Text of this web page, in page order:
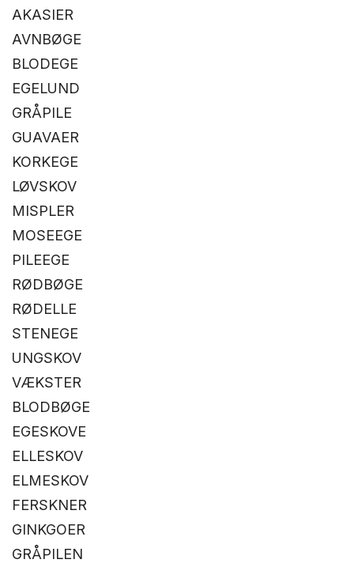
AKASIER
AVNBØGE
BLODEGE
EGELUND
GRÅPILE
GUAVAER
KORKEGE
LØVSKOV
MISPLER
MOSEEGE
PILEEGE
RØDBØGE
RØDELLE
STENEGE
UNGSKOV
VÆKSTER
BLODBØGE
EGESKOVE
ELLESKOV
ELMESKOV
FERSKNER
GINKGOER
GRÅPILEN